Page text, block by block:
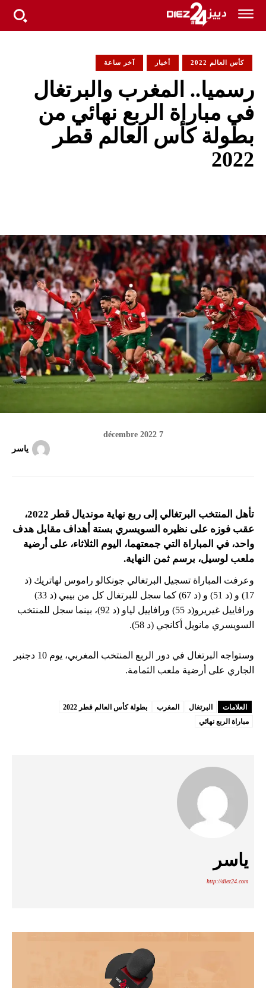
آخر ساعة أخبار كأس العالم 2022
رسميا.. المغرب والبرتغال
في مباراة الربع نهائي من
بطولة كأس العالم قطر
2022
7 décembre 2022
ياسر
تأهل المنتخب البرتغالي إلى ربع نهاية مونديال قطر 2022،
عقب فوزه على نظيره السويسري بستة أهداف مقابل هدف
واحد، في المباراة التي جمعتهما، اليوم الثلاثاء، على أرضية
ملعب لوسيل، برسم ثمن النهاية.
وعرفت المباراة تسجيل البرتغالي جونكالو راموس لهاتريك (د
17) و (د 51) و (د 67) كما سجل للبرتغال كل من بيبي (د 33)
ورافاييل غيريرو(د 55) ورافاييل لياو (د 92)، بينما سجل للمنتخب
السويسري مانويل أكانجي (د 58).
وستواجه البرتغال في دور الربع المنتخب المغربي، يوم 10 دجنبر
الجاري على أرضية ملعب الثمامة.
العلامات البرتغال المغرب
بطولة كأس العالم قطر 2022
مباراة الربع نهائي
ياسر
http://diez24.com